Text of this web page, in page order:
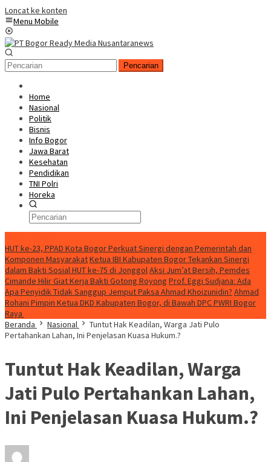
Loncat ke konten
Menu Mobile
Pencarian
Home
Nasional
Politik
Bisnis
Info Bogor
Jawa Barat
Kesehatan
Pendidikan
TNI Polri
Horeka
HUT ke-23, PPAD Kota Bogor Perkuat Sinergi dengan Pemerintah dan
Komponen MasyarakatKetua IBI Kabupaten Bogor Tekankan Sinergi
dalam Bakti Sosial HUT ke-75 di JonggolAksi Jum’at Bersih, Pemdes
Cimande Hilir Giat Kerja Bakti Gotong Royong Prof. Eggi Sudjana: Ada
Apa Penyidik Tidak Sanggup Jemput Paksa Ahmad Khoizunidin? Ahmad
Rohani Pimpin Ketua DKD Kabupaten Bogor, di Bawah DPC PWRI Bogor
Raya
Beranda
Nasional
Tuntut Hak Keadilan, Warga Jati Pulo
Pertahankan Lahan, Ini Penjelasan Kuasa Hukum.?
Tuntut Hak Keadilan, Warga
Jati Pulo Pertahankan Lahan,
Ini Penjelasan Kuasa Hukum.?